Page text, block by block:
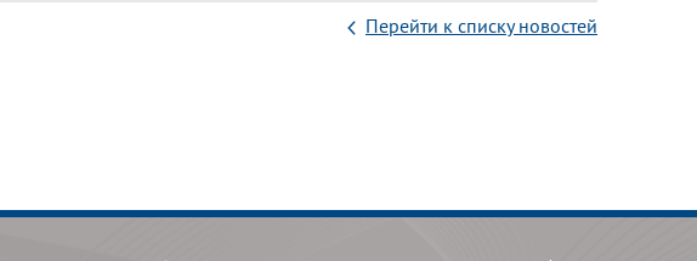
Перейти к списку новостей